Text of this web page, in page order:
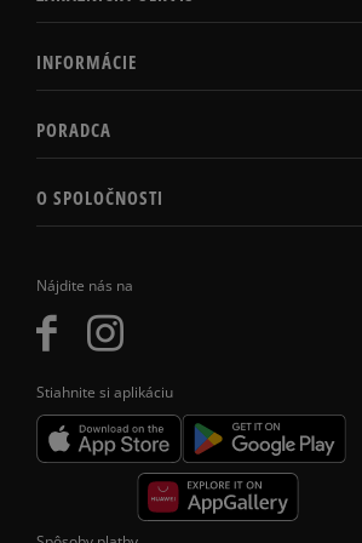
Nájdite nás na
Stiahnite si aplikáciu
INFORMÁCIE
PORADCA
O SPOLOČNOSTI